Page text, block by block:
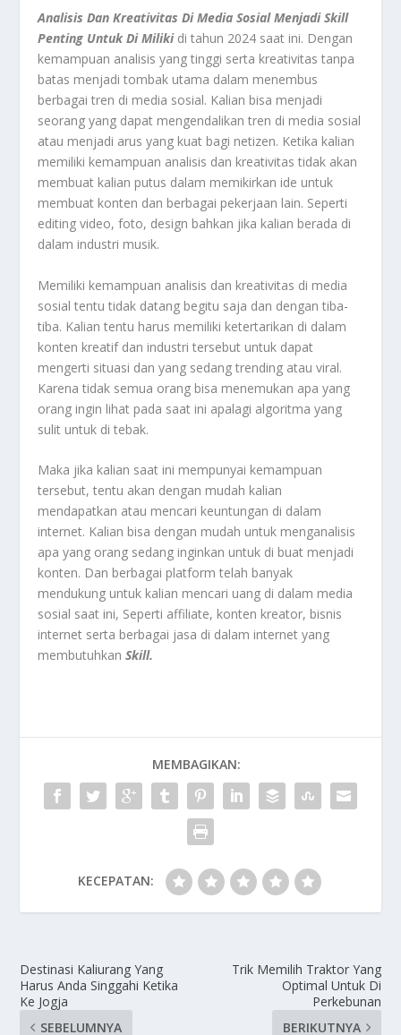
Analisis Dan Kreativitas Di Media Sosial Menjadi Skill
Penting Untuk Di Miliki di tahun 2024 saat ini. Dengan
kemampuan analisis yang tinggi serta kreativitas tanpa
batas menjadi tombak utama dalam menembus
berbagai tren di media sosial. Kalian bisa menjadi
seorang yang dapat mengendalikan tren di media sosial
atau menjadi arus yang kuat bagi netizen. Ketika kalian
memiliki kemampuan analisis dan kreativitas tidak akan
membuat kalian putus dalam memikirkan ide untuk
membuat konten dan berbagai pekerjaan lain. Seperti
editing video, foto, design bahkan jika kalian berada di
dalam industri musik.
Memiliki kemampuan analisis dan kreativitas di media
sosial tentu tidak datang begitu saja dan dengan tiba-
tiba. Kalian tentu harus memiliki ketertarikan di dalam
konten kreatif dan industri tersebut untuk dapat
mengerti situasi dan yang sedang trending atau viral.
Karena tidak semua orang bisa menemukan apa yang
orang ingin lihat pada saat ini apalagi algoritma yang
sulit untuk di tebak.
Maka jika kalian saat ini mempunyai kemampuan
tersebut, tentu akan dengan mudah kalian
mendapatkan atau mencari keuntungan di dalam
internet. Kalian bisa dengan mudah untuk menganalisis
apa yang orang sedang inginkan untuk di buat menjadi
konten. Dan berbagai platform telah banyak
mendukung untuk kalian mencari uang di dalam media
sosial saat ini, Seperti affiliate, konten kreator, bisnis
internet serta berbagai jasa di dalam internet yang
membutuhkanSkill.
MEMBAGIKAN:
KECEPATAN:
Destinasi Kaliurang Yang
Harus Anda Singgahi Ketika
Ke Jogja
SEBELUMNYA
Trik Memilih Traktor Yang
Optimal Untuk Di
Perkebunan
BERIKUTNYA